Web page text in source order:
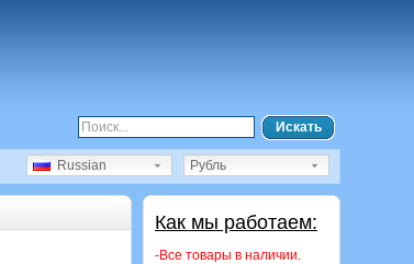
Искать
Рубль
Russian
Как мы работаем:
-Все товары в наличии.